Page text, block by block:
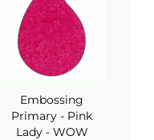
Embossing
Primary - Pink
Lady - WOW